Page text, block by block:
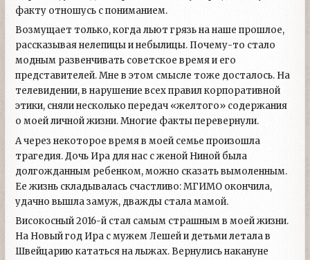
факту отношусь с пониманием.
Возмущает только, когда льют грязь на наше прошлое,
рассказывая нелепицы и небылицы. Почему-то стало
модным развенчивать советское время и его
представителей. Мне в этом смысле тоже досталось. На
телевидении, в нарушение всех правил корпоративной
этики, сняли несколько передач «желтого» содержания
о моей личной жизни. Многие факты перевернули.
А через некоторое время в моей семье произошла
трагедия. Дочь Ира для нас с женой Ниной была
долгожданным ребенком, можно сказать вымоленным.
Ее жизнь складывалась счастливо: МГИМО окончила,
удачно вышла замуж, дважды стала мамой.
Високосный 2016-й стал самым страшным в моей жизни.
На Новый год Ира с мужем Лешей и детьми летала в
Швейцарию кататься на лыжах. Вернулись накануне